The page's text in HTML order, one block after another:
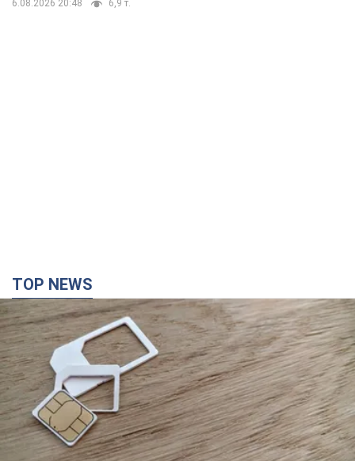
Мобильные операторы подняли тарифы "до
предела", но качество связи ухудшилось:
стоит ли жаловаться на цены
Почему цены на мобильную связь выросли в разы и как
улучшить качество интернета в телефоне
2 часа назад 8,9 т.